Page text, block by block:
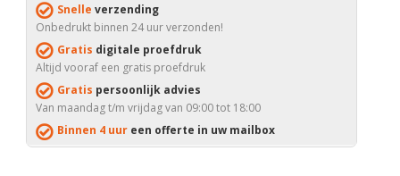
Snelle verzending
Onbedrukt binnen 24 uur verzonden!
Gratis digitale proefdruk
Altijd vooraf een gratis proefdruk
Gratis persoonlijk advies
Van maandag t/m vrijdag van 09:00 tot 18:00
Binnen 4 uur een offerte in uw mailbox